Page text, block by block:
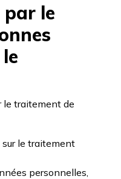
le
le traitement de
le traitement
personnelles,